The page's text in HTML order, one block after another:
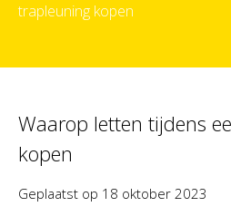
trapleuning kopen
Waarop letten tijdens
kopen
Geplaatst op 18 oktober 2023